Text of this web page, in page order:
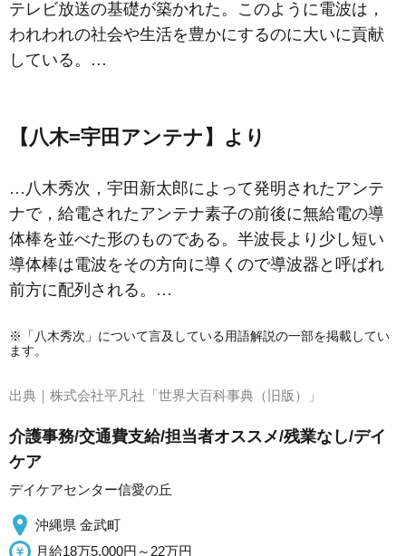
テレビ放送の基礎が築かれた。このように電波は，
われわれの社会や生活を豊かにするのに大いに貢献
している。…
【八木=宇田アンテナ】より
…八木秀次，宇田新太郎によって発明されたアンテ
ナで，給電されたアンテナ素子の前後に無給電の導
体棒を並べた形のものである。半波長より少し短い
導体棒は電波をその方向に導くので導波器と呼ばれ
前方に配列される。…
※「八木秀次」について言及している用語解説の一部を掲載してい
ます。
出典｜ 株式会社平凡社「世界大百科事典（旧版）」
介護事務/交通費支給/担当者オススメ/残業なし/デイ
ケア
デイケアセンター信愛の丘
沖縄県 金武町
月給18万5,000円～22万円